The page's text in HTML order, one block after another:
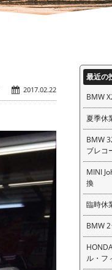
2017.02.22
最近の
BMW
夏季休
BMW
ブレコ
MINI
換
臨時休
BMW
ル・フ